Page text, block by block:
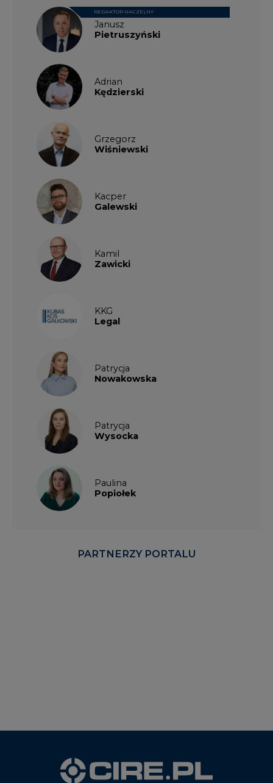
Janusz
Pietruszyński
REDAKTOR NACZELNY
Adrian
Kędzierski
Grzegorz
Wiśniewski
Kacper
Galewski
Kamil
Zawicki
KKG
Legal
Patrycja
Nowakowska
Patrycja
Wysocka
Paulina
Popiołek
PARTNERZY PORTALU